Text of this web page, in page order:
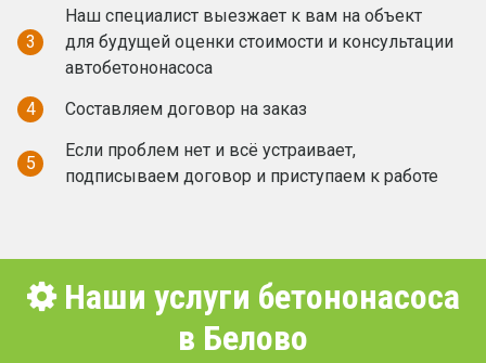
3
Наш специалист выезжает к вам на объект
для будущей оценки стоимости и консультации
автобетононасоса
4
Составляем договор на заказ
5
Если проблем нет и всё устраивает,
подписываем договор и приступаем к работе
Наши услуги бетононасоса
в Белово